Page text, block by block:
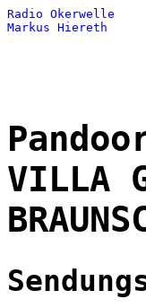
Radio Okerwelle
Markus Hiereth
VILLA